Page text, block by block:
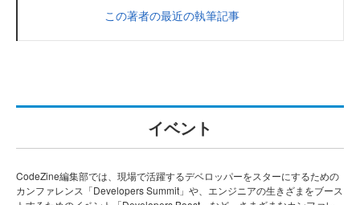
この著者の最近の執筆記事
イベント
CodeZine編集部では、現場で活躍するデベロッパーをスターにするための
カンファレンス「Developers Summit」や、エンジニアの生きざまをブース